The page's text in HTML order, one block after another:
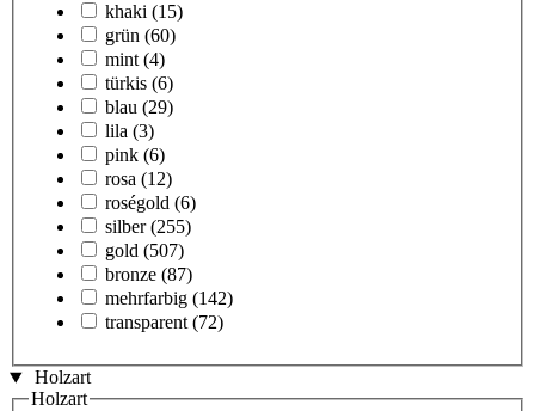
khaki (15)
grün (60)
mint (4)
türkis (6)
blau (29)
lila (3)
pink (6)
rosa (12)
roségold (6)
silber (255)
gold (507)
bronze (87)
mehrfarbig (142)
transparent (72)
Holzart
Holzart